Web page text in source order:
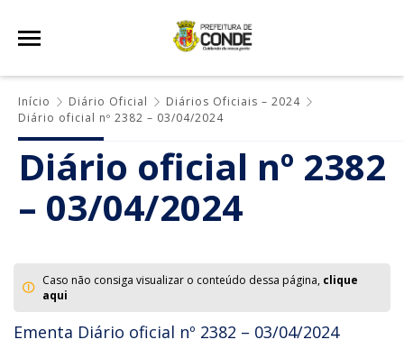
Início Diário Oficial
Diários Oficiais – 2024
Diário oficial nº 2382 – 03/04/2024
Diário oficial nº 2382
– 03/04/2024
Caso não consiga visualizar o conteúdo dessa página, clique
aqui
Ementa Diário oficial nº 2382 – 03/04/2024